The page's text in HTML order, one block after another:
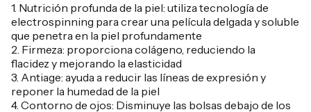
1. Nutrición profunda de la piel: utiliza tecnología de
electrospinning para crear una película delgada y soluble
que penetra en la piel profundamente
2. Firmeza: proporciona colágeno, reduciendo la
flacidez y mejorando la elasticidad
3. Antiage: ayuda a reducir las líneas de expresión y
reponer la humedad de la piel
4. Contorno de ojos: Disminuye las bolsas debajo de los